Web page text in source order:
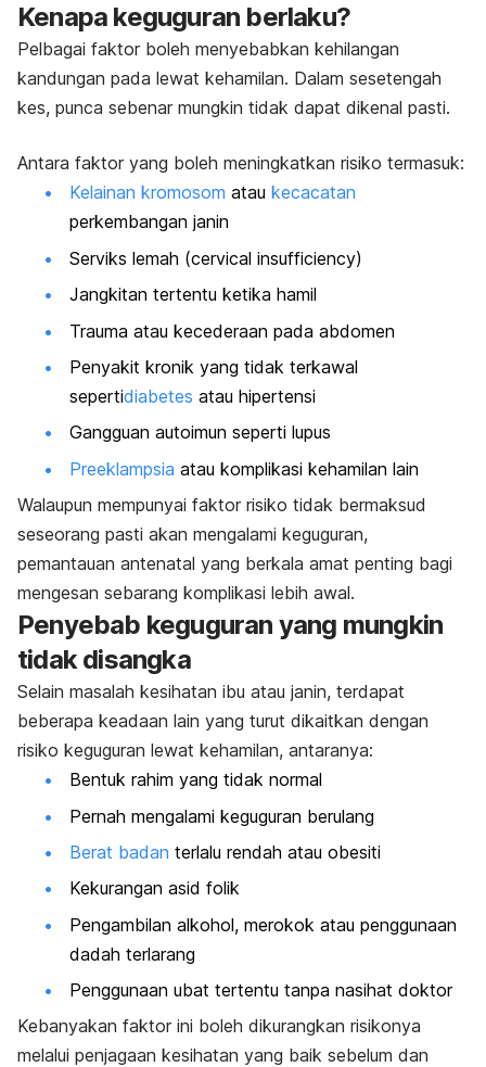
Kenapa keguguran berlaku?
Pelbagai faktor boleh menyebabkan kehilangan
kandungan pada lewat kehamilan. Dalam sesetengah
kes, punca sebenar mungkin tidak dapat dikenal pasti.
Antara faktor yang boleh meningkatkan risiko termasuk:
Kelainan kromosom atau kecacatan
perkembangan janin
Serviks lemah (cervical insufficiency)
Jangkitan tertentu ketika hamil
Trauma atau kecederaan pada abdomen
Penyakit kronik yang tidak terkawal
sepertidiabetes atau hipertensi
Gangguan autoimun seperti lupus
Preeklampsia atau komplikasi kehamilan lain
Walaupun mempunyai faktor risiko tidak bermaksud
seseorang pasti akan mengalami keguguran,
pemantauan antenatal yang berkala amat penting bagi
mengesan sebarang komplikasi lebih awal.
Penyebab keguguran yang mungkin
tidak disangka
Selain masalah kesihatan ibu atau janin, terdapat
beberapa keadaan lain yang turut dikaitkan dengan
risiko keguguran lewat kehamilan, antaranya:
Bentuk rahim yang tidak normal
Pernah mengalami keguguran berulang
Berat badan terlalu rendah atau obesiti
Kekurangan asid folik
Pengambilan alkohol, merokok atau penggunaan
dadah terlarang
Penggunaan ubat tertentu tanpa nasihat doktor
Kebanyakan faktor ini boleh dikurangkan risikonya
melalui penjagaan kesihatan yang baik sebelum dan